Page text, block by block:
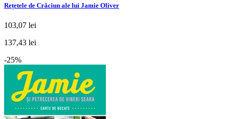
Rețetele de Crăciun ale lui Jamie Oliver
103,07 lei
137,43 lei
-25%